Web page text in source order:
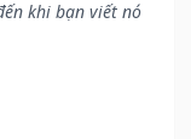
khi bạn viết nó